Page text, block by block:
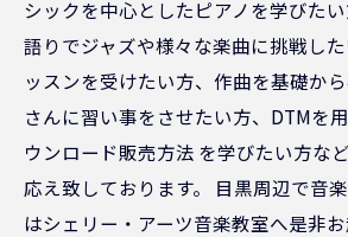
シックを中心としたピアノを学びた
語りでジャズや様々な楽曲に挑戦し
ッスンを受けたい方、作曲を基礎か
さんに習い事をさせたい方、DTMを
ウンロード販売方法 を学びたい方な
応え致しております。 目黒周辺で音
はシェリー・アーツ音楽教室へ是非